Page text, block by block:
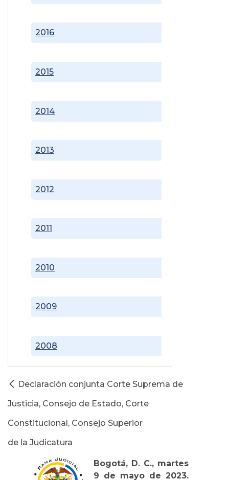
2008
2009
2010
2011
2012
2013
2014
2015
2016
Declaración conjunta Corte Suprema de
Justicia, Consejo de Estado, Corte
Constitucional, Consejo Superior
de la Judicatura
Bogotá, D. C., martes
9 de mayo de 2023.